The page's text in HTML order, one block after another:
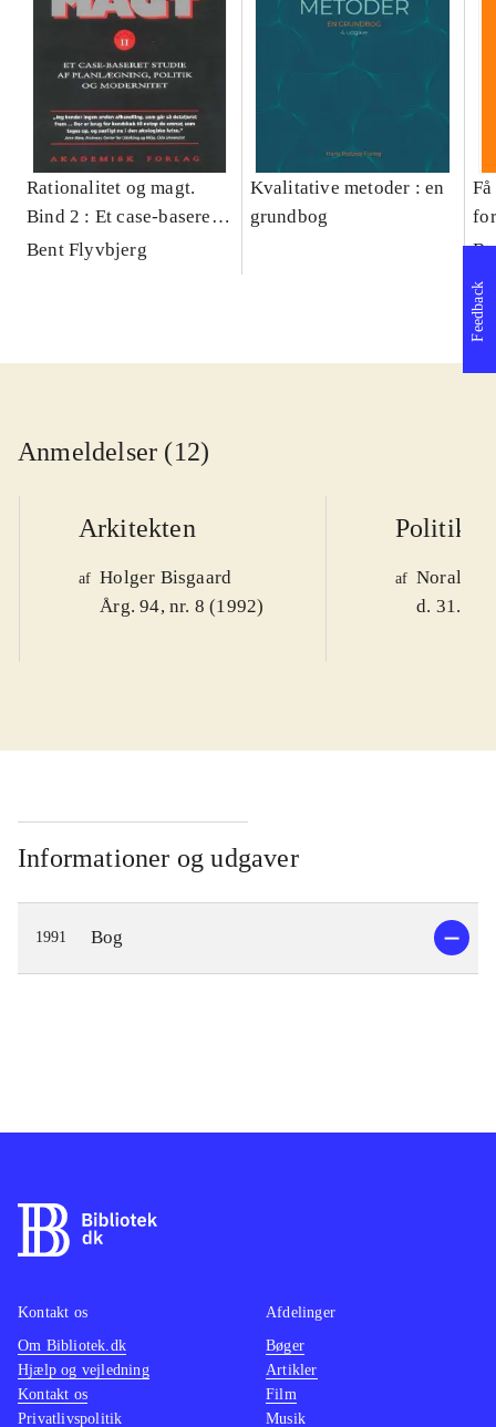
Rationalitet og magt.
Bind 2 : Et case-baseret
studie af planlægning,
Bent Flyvbjerg
Kvalitative metoder : en
grundbog
Anmeldelser (12)
Arkitekten
af Holger Bisgaard
Årg. 94, nr. 8 (1992)
Politiken
af Noralv
d. 31.
Informationer og udgaver
1991 Bog
Feedback
Kontakt os
Om Bibliotek.dk
Hjælp og vejledning
Kontakt os
Privatlivspolitik
Afdelinger
Bøger
Artikler
Film
Musik